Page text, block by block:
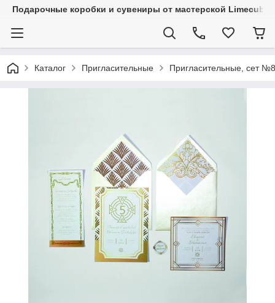
Подарочные коробки и сувениры от мастерской Limecube
Каталог Пригласительные Пригласительные, сет №8